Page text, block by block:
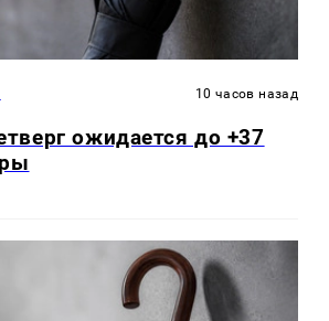
10 часов назад
ожидается до +37